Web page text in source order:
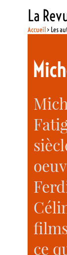
La
Accueil> Les
ce